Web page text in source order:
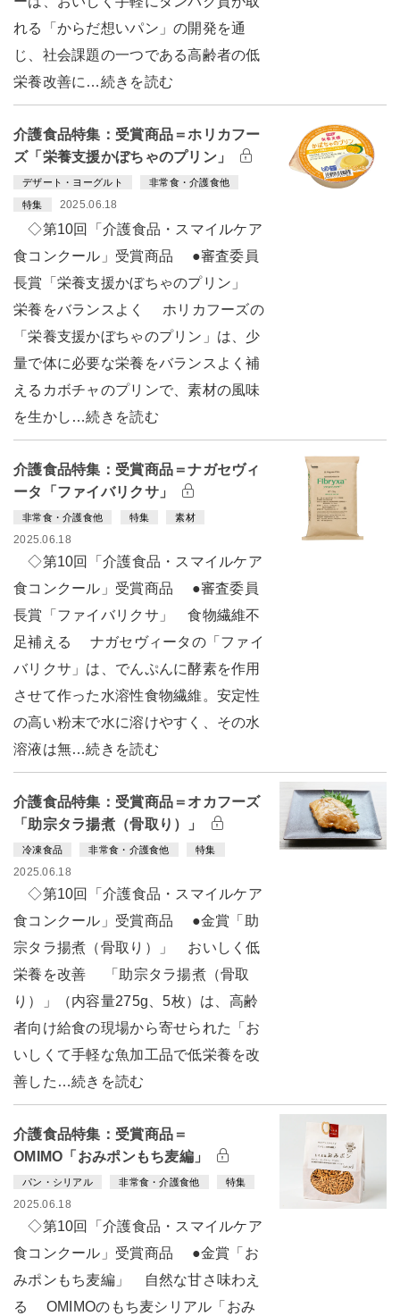
れる「からだ想いパン」の開発を通
じ、社会課題の一つである高齢者の低
栄養改善に…続きを読む
介護食品特集：受賞商品＝ホリカフー
ズ「栄養支援かぼちゃのプリン」
デザート・ヨーグルト 非常食・介護食他
特集 2025.06.18
◇第10回「介護食品・スマイルケア
食コンクール」受賞商品 ●審査委員
長賞「栄養支援かぼちゃのプリン」
栄養をバランスよく ホリカフーズの
「栄養支援かぼちゃのプリン」は、少
量で体に必要な栄養をバランスよく補
えるカボチャのプリンで、素材の風味
を生かし…続きを読む
介護食品特集：受賞商品＝ナガセヴィ
ータ「ファイバリクサ」
非常食・介護食他 特集 素材
2025.06.18
◇第10回「介護食品・スマイルケア
食コンクール」受賞商品 ●審査委員
長賞「ファイバリクサ」 食物繊維不
足補える ナガセヴィータの「ファイ
バリクサ」は、でんぷんに酵素を作用
させて作った水溶性食物繊維。安定性
の高い粉末で水に溶けやすく、その水
溶液は無…続きを読む
介護食品特集：受賞商品＝オカフーズ
「助宗タラ揚煮（骨取り）」
冷凍食品 非常食・介護食他 特集
2025.06.18
◇第10回「介護食品・スマイルケア
食コンクール」受賞商品 ●金賞「助
宗タラ揚煮（骨取り）」 おいしく低
栄養を改善 「助宗タラ揚煮（骨取
り）」（内容量275g、5枚）は、高齢
者向け給食の現場から寄せられた「お
いしくて手軽な魚加工品で低栄養を改
善した…続きを読む
介護食品特集：受賞商品＝
OMIMO「おみポンもち麦編」
パン・シリアル 非常食・介護食他 特集
2025.06.18
◇第10回「介護食品・スマイルケア
食コンクール」受賞商品 ●金賞「お
みポンもち麦編」 自然な甘さ味わえ
る OMIMOのもち麦シリアル「おみ